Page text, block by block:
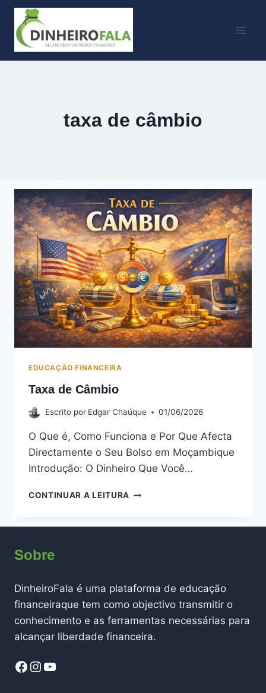
Skip
content
taxa de câmbio
EDUCAÇÃO FINANCEIRA
Taxa de Câmbio
Escrito por Edgar Chaúque 01/06/2026
O Que é, Como Funciona e Por Que Afecta
Directamente o Seu Bolso em Moçambique
Introdução: O Dinheiro Que Você…
CONTINUAR A LEITURA TAXA
Sobre
DinheiroFala é uma plataforma de educação
financeiraque tem como objectivo transmitir o
conhecimento e as ferramentas necessárias para
alcançar liberdade financeira.
Facebook
Instagram
YouTube